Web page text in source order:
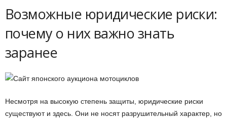
Возможные юридические риски:
почему о них важно знать
заранее
Несмотря на высокую степень защиты, юридические риски
существуют и здесь. Они не носят разрушительный характер, но